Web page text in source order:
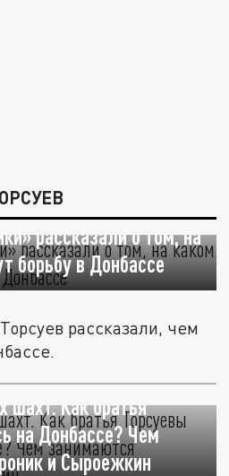
рассказали о том, на
борьбу в Донбассе
рассказали, чем
шахт. Как братья
на Донбассе? Чем
и Сыроежкин